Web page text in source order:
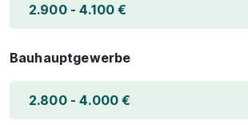
2.900 - 4.100 €
Bauhauptgewerbe
2.800 - 4.000 €